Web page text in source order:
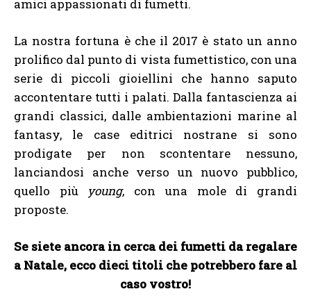
amici appassionati di fumetti.
La nostra fortuna è che il 2017 è stato un anno
prolifico dal punto di vista fumettistico, con una
serie di piccoli gioiellini che hanno saputo
accontentare tutti i palati. Dalla fantascienza ai
grandi classici, dalle ambientazioni marine al
fantasy, le case editrici nostrane si sono
prodigate per non scontentare nessuno,
lanciandosi anche verso un nuovo pubblico,
quello più young, con una mole di grandi
proposte.
Se siete ancora in cerca dei fumetti da regalare
a Natale, ecco dieci titoli che potrebbero fare al
caso vostro!